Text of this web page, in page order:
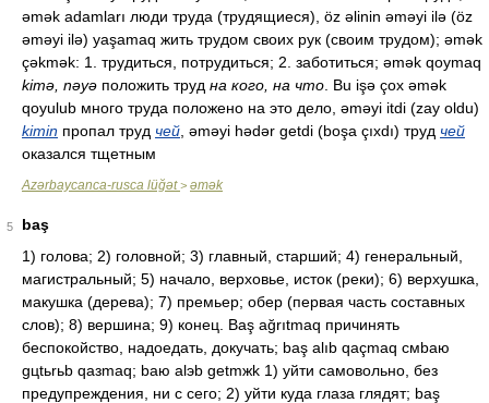
əmək adamları люди труда (трудящиеся), öz əlinin əməyi ilə (öz
əməyi ilə) yaşamaq жить трудом своих рук (своим трудом); əmək
çəkmək: 1. трудиться, потрудиться; 2. заботиться; əmək qoymaq
kimə, nəyə положить труд на кого, на что . Bu işə çox əmək
qoyulub много труда положено на это дело, əməyi itdi (zay oldu)
kimin пропал труд чей , əməyi hədər getdi (boşa çıxdı) труд чей
оказался тщетным
Azərbaycanca-rusca lüğət> əmək
5
baş
1) голова; 2) головной; 3) главный, старший; 4) генеральный,
магистральный; 5) начало, верховье, исток (реки); 6) верхушка,
макушка (дерева); 7) премьер; обер (первая часть составных
слов); 8) вершина; 9) конец. Baş ağrıtmaq причинять
беспокойство, надоедать, докучать; baş alıb qaçmaq смbaю
gцtьrьb qaзmaq; baю alэb getmжk 1) уйти самовольно, без
предупреждения, ни с сего; 2) уйти куда глаза глядят; baş